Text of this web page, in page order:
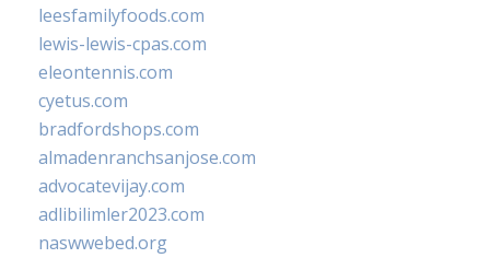
leesfamilyfoods.com
lewis-lewis-cpas.com
eleontennis.com
cyetus.com
bradfordshops.com
almadenranchsanjose.com
advocatevijay.com
adlibilimler2023.com
naswwebed.org